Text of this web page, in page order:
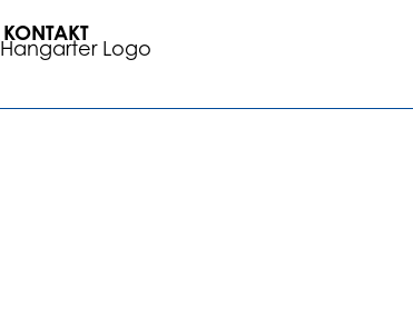
KONTAKT